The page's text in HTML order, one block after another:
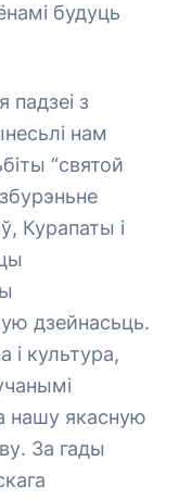
будуць
падзеі з
нам
“святой
Курапаты і
дзейнасьць.
і культура,
нашу якасную
За гады